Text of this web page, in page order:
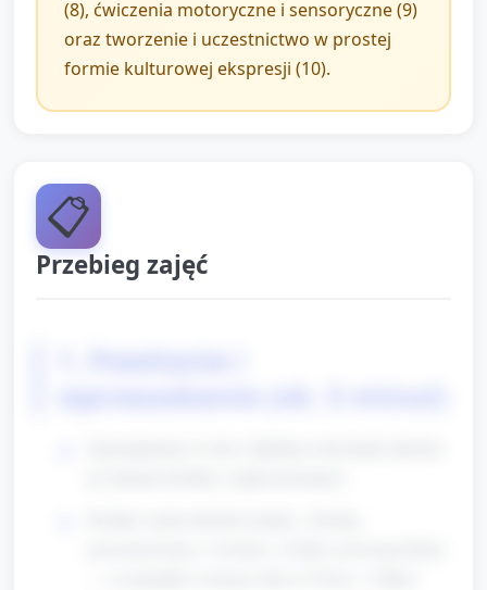
(8), ćwiczenia motoryczne i sensoryczne (9)
oraz tworzenie i uczestnictwo w prostej
formie kulturowej ekspresji (10).
📋
Przebieg zajęć